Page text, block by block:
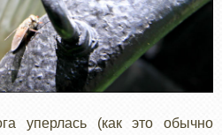
уперлась (как это обычно